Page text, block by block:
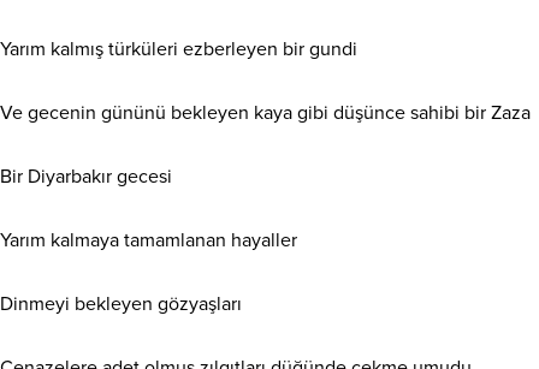
Yarım kalmış türküleri ezberleyen bir gundi
Ve gecenin gününü bekleyen kaya gibi düşünce sahibi bir Zaza
Bir Diyarbakır gecesi
Yarım kalmaya tamamlanan hayaller
Dinmeyi bekleyen gözyaşları